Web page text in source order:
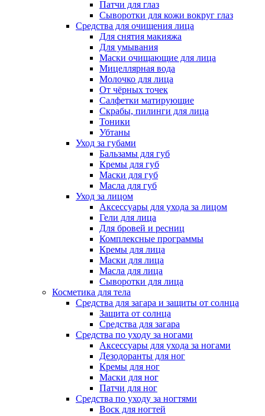
Патчи для глаз
Сыворотки для кожи вокруг глаз
Средства для очищения лица
Для снятия макияжа
Для умывания
Маски очищающие для лица
Мицеллярная вода
Молочко для лица
От чёрных точек
Салфетки матирующие
Скрабы, пилинги для лица
Тоники
Убтаны
Уход за губами
Бальзамы для губ
Кремы для губ
Маски для губ
Масла для губ
Уход за лицом
Аксессуары для ухода за лицом
Гели для лица
Для бровей и ресниц
Комплексные программы
Кремы для лица
Маски для лица
Масла для лица
Сыворотки для лица
Косметика для тела
Средства для загара и защиты от солнца
Защита от солнца
Средства для загара
Средства по уходу за ногами
Аксессуары для ухода за ногами
Дезодоранты для ног
Кремы для ног
Маски для ног
Патчи для ног
Средства по уходу за ногтями
Воск для ногтей